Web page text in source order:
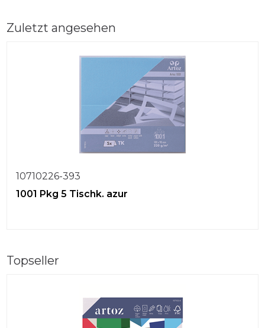
Zuletzt angesehen
10710226-393
1001 Pkg 5 Tischk. azur
Topseller